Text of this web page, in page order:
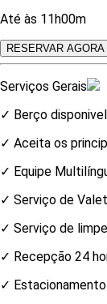
Até às 11h00m
RESERVAR AGORA
Serviços Gerais
✓ Berço
✓ Aceita os
✓ Equipe
✓ Serviço de
✓ Serviço de
✓ Recepção 24
✓